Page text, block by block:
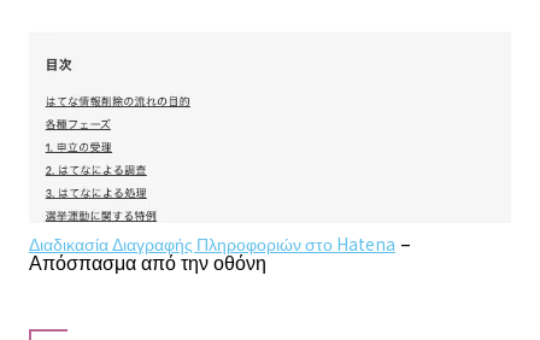
Διαδικασία Διαγραφής Πληροφοριών στο Hatena –
Απόσπασμα από την οθόνη